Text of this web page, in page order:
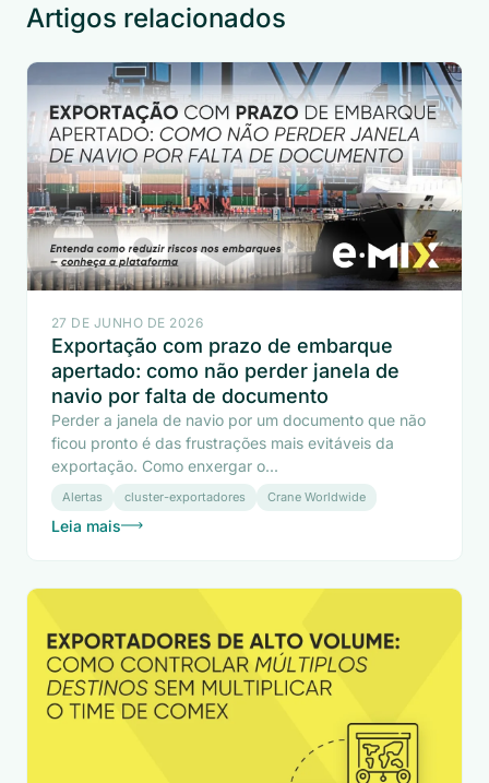
Artigos relacionados
27 DE JUNHO DE 2026
Exportação com prazo de embarque
apertado: como não perder janela de
navio por falta de documento
Perder a janela de navio por um documento que não
ficou pronto é das frustrações mais evitáveis da
exportação. Como enxergar o...
Alertas cluster-exportadores Crane Worldwide
Leia mais